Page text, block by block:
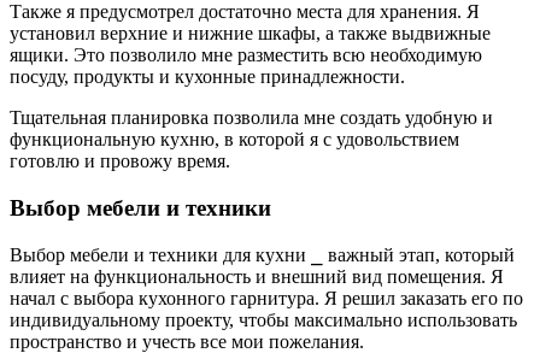
Также я предусмотрел достаточно места для хранения. Я
установил верхние и нижние шкафы, а также выдвижные
ящики. Это позволило мне разместить всю необходимую
посуду, продукты и кухонные принадлежности.
Тщательная планировка позволила мне создать удобную и
функциональную кухню, в которой я с удовольствием
готовлю и провожу время.
Выбор мебели и техники
Выбор мебели и техники для кухни ⎯ важный этап, который
влияет на функциональность и внешний вид помещения. Я
начал с выбора кухонного гарнитура. Я решил заказать его по
индивидуальному проекту, чтобы максимально использовать
пространство и учесть все мои пожелания.